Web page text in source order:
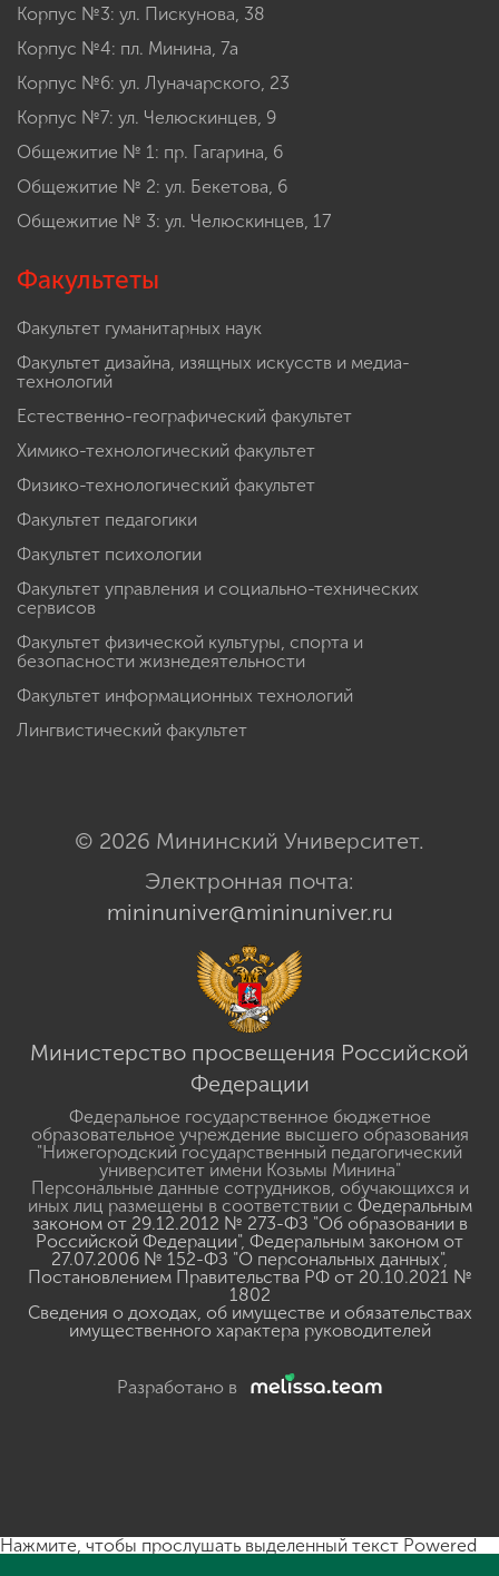
Корпус №3: ул. Пискунова, 38
Корпус №4: пл. Минина, 7а
Корпус №6: ул. Луначарского, 23
Корпус №7: ул. Челюскинцев, 9
Общежитие № 1: пр. Гагарина, 6
Общежитие № 2: ул. Бекетова, 6
Общежитие № 3: ул. Челюскинцев, 17
Факультеты
Факультет гуманитарных наук
Факультет дизайна, изящных искусств и медиа-
технологий
Естественно-географический факультет
Химико-технологический факультет
Физико-технологический факультет
Факультет педагогики
Факультет психологии
Факультет управления и социально-технических
сервисов
Факультет физической культуры, спорта и
безопасности жизнедеятельности
Факультет информационных технологий
Лингвистический факультет
© 2026 Мининский Университет.
Электронная почта:
mininuniver@mininuniver.ru
Министерство просвещения Российской
Федерации
Федеральное государственное бюджетное
образовательное учреждение высшего образования
"Нижегородский государственный педагогический
университет имени Козьмы Минина"
Персональные данные сотрудников, обучающихся и
иных лиц размещены в соответствии с Федеральным
законом от 29.12.2012 № 273-ФЗ "Об образовании в
Российской Федерации", Федеральным законом от
27.07.2006 № 152-ФЗ "О персональных данных",
Постановлением Правительства РФ от 20.10.2021 №
1802
Сведения о доходах, об имуществе и обязательствах
имущественного характера руководителей
Разработано в
Нажмите, чтобы прослушать выделенный текст Powered